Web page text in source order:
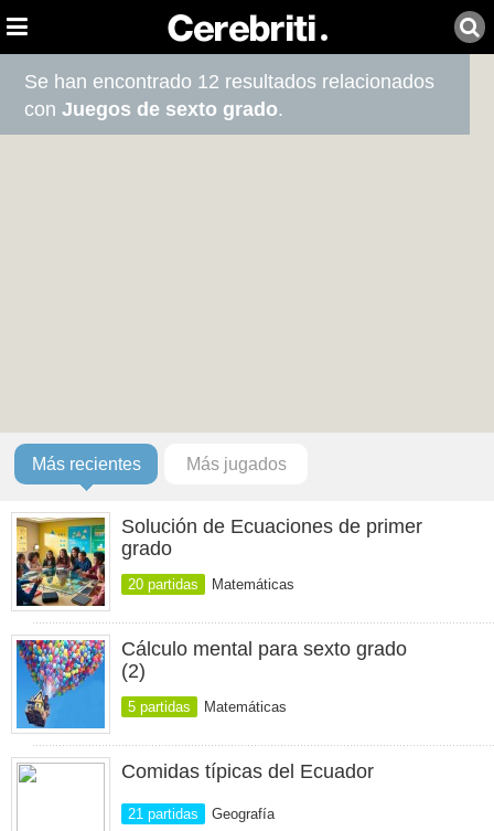
Se han encontrado 12 resultados relacionados
conJuegos de sexto grado.
Más recientes Más jugados
Solución de Ecuaciones de primer
grado
20 partidas Matemáticas
Cálculo mental para sexto grado
(2)
5 partidas Matemáticas
Comidas típicas del Ecuador
21 partidas Geografía